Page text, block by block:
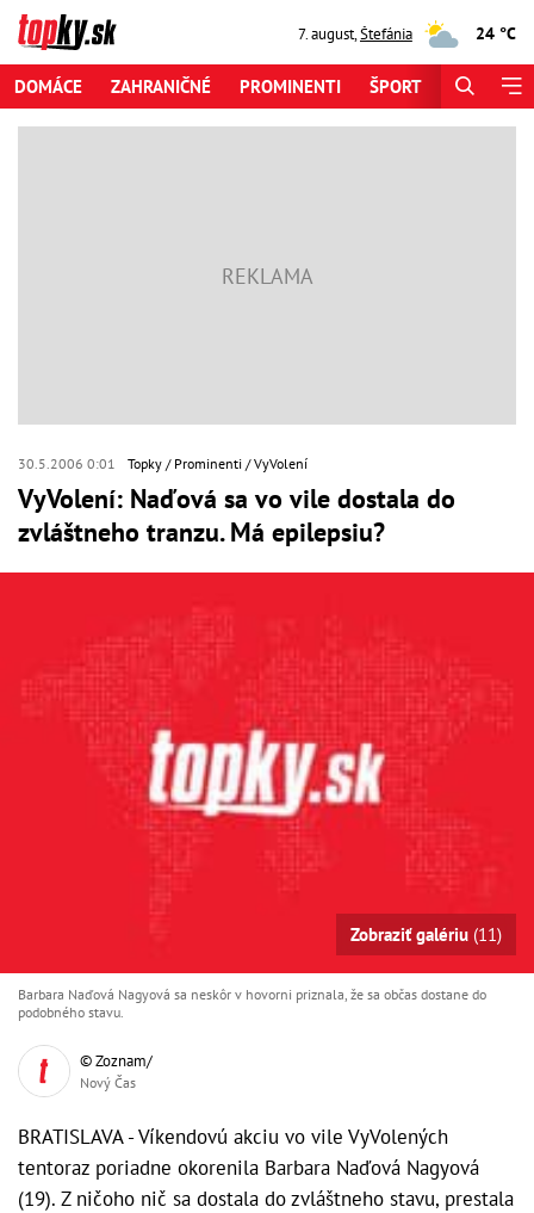
7. august,Štefánia 24 °C
DOMÁCE ZAHRANIČNÉ PROMINENTI ŠPORT
30.5.2006 0:01 Topky Prominenti VyVolení
VyVolení: Naďová sa vo vile dostala do
zvláštneho tranzu. Má epilepsiu?
Zobraziť galériu (11)
Barbara Naďová Nagyová sa neskôr v hovorni priznala, že sa občas dostane do
podobného stavu.
© Zoznam/
Nový Čas
BRATISLAVA - Víkendovú akciu vo vile VyVolených
tentoraz poriadne okorenila Barbara Naďová Nagyová
(19). Z ničoho nič sa dostala do zvláštneho stavu, prestala